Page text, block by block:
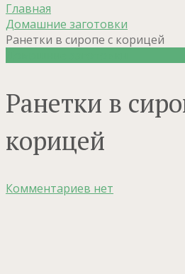
Главная
Домашние заготовки
Ранетки в сиропе с корицей
Ранетки в
корицей
Комментариев нет